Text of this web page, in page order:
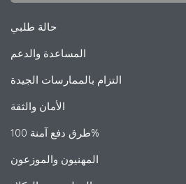
حالة طلبي
المساعدة والدعم
التزام بالممارسات الجيدة
الأمان والثقة
طرق دفع آمنة 100%
المهنيون والموزعون